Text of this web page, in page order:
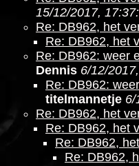
15/12/2017,
Re: DB962, het
Re: DB962, het
Re: DB962: weer
Dennis 6/12/
Re: DB962:
titelmannetje 6/
Re: DB962, het
Re: DB962, het
Re: DB962,
Re: DB962,